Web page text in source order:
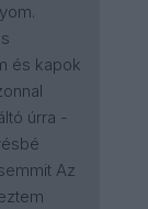
és kapok
úrra -
Az